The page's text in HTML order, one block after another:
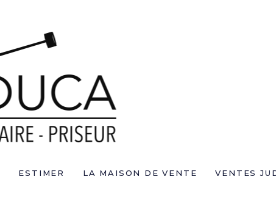
ESTIMER LA MAISON DE VENTE VENTES